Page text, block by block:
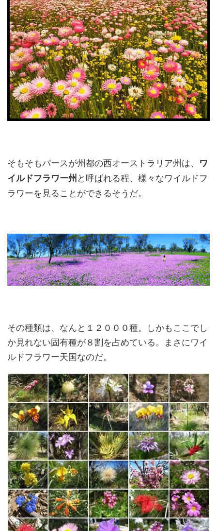
そもそもパースが州都の西オーストラリア州は、 ワ
イルドフラワー州と呼ばれる程、様々なワイルドフ
ラワーを見ることができるそうだ。
その種類は、なんと１２０００種。しかもここでし
か見れない固有種が８割を占めている。まさにワイ
ルドフラワー天国なのだ。